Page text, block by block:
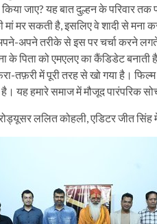
जाए? यह बात दुल्हन के परिवार
मां मर सकती है, इसलिए वे शादी से
अपने तरीके से इस पर चर्चा करने
के पिता को एमएलए का कैंडिडेट
तफ़री में पूरी तरह से खो गया है।
यह हमारे समाज में मौजूद पारंपरिक
ललित कोहली, एडिटर जीत